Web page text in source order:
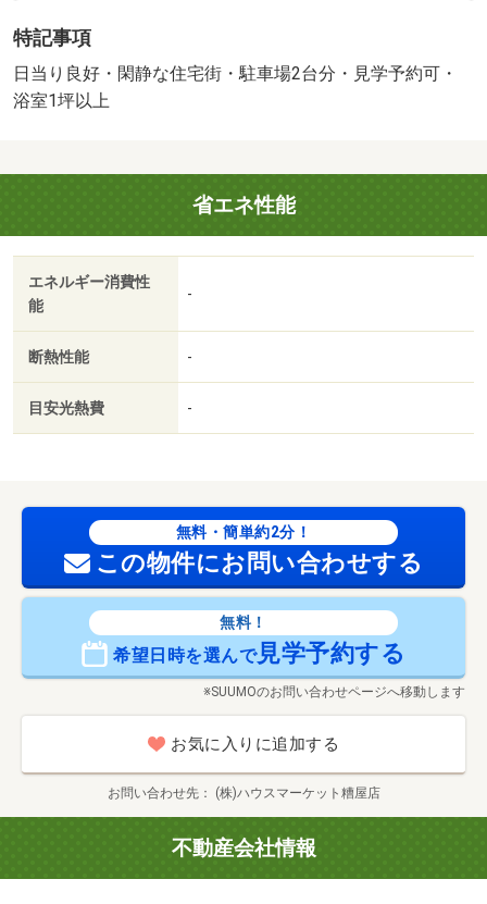
建築確認：有/NO.第ＫＪＨ２６－００１４１－１号
販売戸数：1戸
法令等制限：法第２２条区域、宅地造成等工事規制区域
特記事項
日当り良好・閑静な住宅街・駐車場2台分・見学予約可・
浴室1坪以上
省エネ性能
エネルギー消費性
能
-
断熱性能 -
目安光熱費 -
無料・簡単約2分！
この物件にお問い合わせする
無料！
希望日時を選んで見学予約する
※SUUMOのお問い合わせページへ移動します
お気に入りに追加する
お問い合わせ先 (株)ハウスマーケット糟屋店
不動産会社情報